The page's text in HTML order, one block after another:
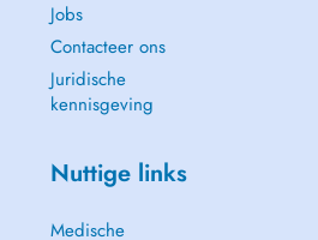
Jobs
Contacteer ons
Juridische
kennisgeving
Nuttige links
Medische